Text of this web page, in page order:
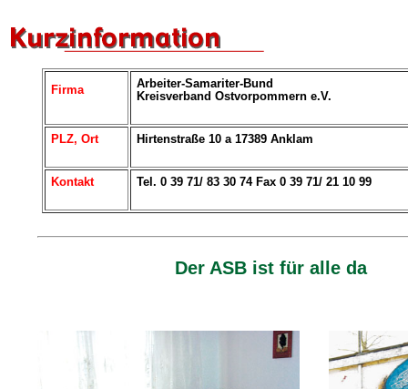
Firma
Arbeiter-Samariter-Bund
Kreisverband Ostvorpommern e.V.
PLZ, Ort Hirtenstraße 10 a 17389 Anklam
Kontakt Tel. 0 39 71/ 83 30 74 Fax 0 39 71/ 21 10 99
Der ASB ist für alle da